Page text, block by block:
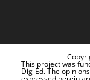
This project was
Dig-Ed. The